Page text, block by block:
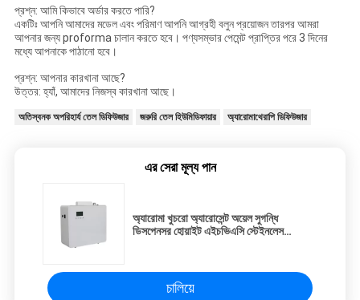
প্রশ্ন: আমি কিভাবে অর্ডার করতে পারি?
একটিঃ আপনি আমাদের মডেল এবং পরিমাণ আপনি আগ্রহী বলুন প্রয়োজন তারপর আমরা
আপনার জন্য proforma চালান করতে হবে। পণ্যসম্ভার পেমেন্ট প্রাপ্তির পরে 3 দিনের
মধ্যে আপনাকে পাঠানো হবে।
প্রশ্ন: আপনার কারখানা আছে?
উত্তর: হ্যাঁ, আমাদের নিজস্ব কারখানা আছে।
অতিস্বনক অপরিহার্য তেল ডিফিউজার জরুরি তেল হিউমিডিফায়ার অ্যারোমাথেরাপি ডিফিউজার
এর সেরা মূল্য পান
অ্যারোমা খুচরো অ্যারোসেন্ট অয়েল সুগন্ধি
ডিসপেনসর হোয়াইট এইচভিএসি স্টেইনলেস
চালিয়ে